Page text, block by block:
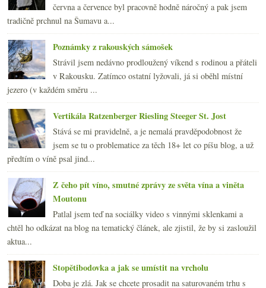
června a července byl pracovně hodně náročný a pak jsem
tradičně prchnul na Šumavu a...
Poznámky z rakouských sámošek
Strávil jsem nedávno prodloužený víkend s rodinou a přáteli
v Rakousku. Zatímco ostatní lyžovali, já si oběhl místní
jezero (v každém směru ...
Vertikála Ratzenberger Riesling Steeger St. Jost
Stává se mi pravidelně, a je nemalá pravděpodobnost že
jsem se tu o problematice za těch 18+ let co píšu blog, a už
předtím o víně psal jind...
Z čeho pít víno, smutné zprávy ze světa vína a viněta
Moutonu
Patlal jsem teď na sociálky video s vinnými sklenkami a
chtěl ho odkázat na blog na tematický článek, ale zjistil, že by si zasloužil
aktua...
Stopětibodovka a jak se umístit na vrcholu
Doba je zlá. Jak se chcete prosadit na saturovaném trhu s